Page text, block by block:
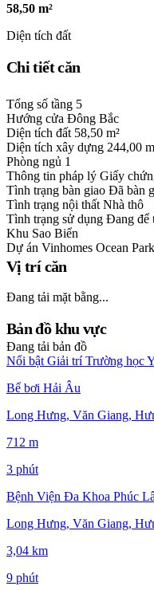
58,50 m²
Diện tích đất
Chi tiết căn
Tổng số tầng 5
Hướng cửa Đông Bắc
Diện tích đất 58,50 m²
Diện tích xây dựng 244,00
Phòng ngủ 1
Thông tin pháp lý Giấy
Tình trạng bàn giao Đã bàn
Tình trạng nội thất Nhà thô
Tình trạng sử dụng Đang để
Khu Sao Biển
Dự án Vinhomes Ocean
Vị trí căn
Đang tải mặt bằng...
Bản đồ khu vực
Đang tải bản đồ
Nổi bật Giải trí Trường học
Bể bơi Hải Âu
Long Hưng, Văn Giang,
712 m
3 phút
Bệnh Viện Đa Khoa Phúc
Long Hưng, Văn Giang,
3,04 km
9 phút